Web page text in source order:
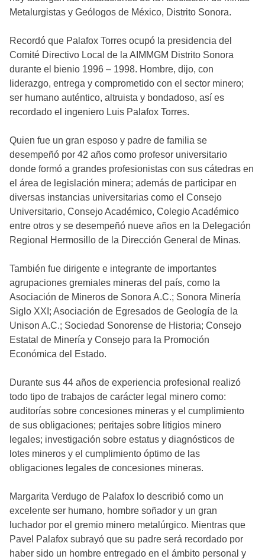
Metalurgistas y Geólogos de México, Distrito Sonora.
Recordó que Palafox Torres ocupó la presidencia del
Comité Directivo Local de la AIMMGM Distrito Sonora
durante el bienio 1996 – 1998. Hombre, dijo, con
liderazgo, entrega y comprometido con el sector minero;
ser humano auténtico, altruista y bondadoso, así es
recordado el ingeniero Luis Palafox Torres.
Quien fue un gran esposo y padre de familia se
desempeñó por 42 años como profesor universitario
donde formó a grandes profesionistas con sus cátedras en
el área de legislación minera; además de participar en
diversas instancias universitarias como el Consejo
Universitario, Consejo Académico, Colegio Académico
entre otros y se desempeñó nueve años en la Delegación
Regional Hermosillo de la Dirección General de Minas.
También fue dirigente e integrante de importantes
agrupaciones gremiales mineras del país, como la
Asociación de Mineros de Sonora A.C.; Sonora Minería
Siglo XXI; Asociación de Egresados de Geología de la
Unison A.C.; Sociedad Sonorense de Historia; Consejo
Estatal de Minería y Consejo para la Promoción
Económica del Estado.
Durante sus 44 años de experiencia profesional realizó
todo tipo de trabajos de carácter legal minero como:
auditorías sobre concesiones mineras y el cumplimiento
de sus obligaciones; peritajes sobre litigios minero
legales; investigación sobre estatus y diagnósticos de
lotes mineros y el cumplimiento óptimo de las
obligaciones legales de concesiones mineras.
Margarita Verdugo de Palafox lo describió como un
excelente ser humano, hombre soñador y un gran
luchador por el gremio minero metalúrgico. Mientras que
Pavel Palafox subrayó que su padre será recordado por
haber sido un hombre entregado en el ámbito personal y